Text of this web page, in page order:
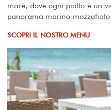
mare, dove ogni piatto è un
panorama marino
SCOPRI IL NOSTRO MENU